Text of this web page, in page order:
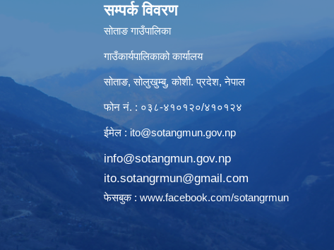
सम्पर्क विवरण
सोताङ गाउँपालिका
गाउँकार्यपालिकाको कार्यालय
सोताङ, सोलुखुम्बु, कोशी. प्रदेश, नेपाल
फोन नं. : ०३८-४१०१२०/४१०१२४
ईमेल :ito@sotangmun.gov.np
info@sotangmun.gov.np
ito.sotangrmun@gmail.com
फेसबुक : www.facebook.com/sotangrmun